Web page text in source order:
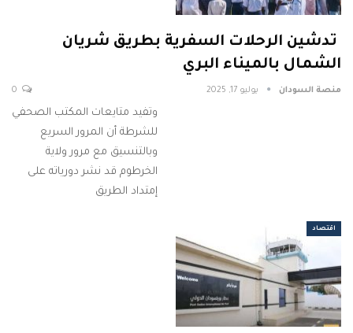
تدشين الرحلات السفرية بطريق شريان
الشمال بالميناء البري
منصة السودان يوليو 17, 2025
وتفيد متايعات المكتب الصحفي
للشرطة أن المرور السريع
وبالتنسيق مع مرور ولاية
الخرطوم قد نشر دورياته على
إمتداد الطريق
اقتصاد